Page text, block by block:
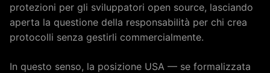
protezioni per gli sviluppatori open source, lasciando
aperta la questione della responsabilità per chi crea
protocolli senza gestirli commercialmente.
In questo senso, la posizione USA — se formalizzata